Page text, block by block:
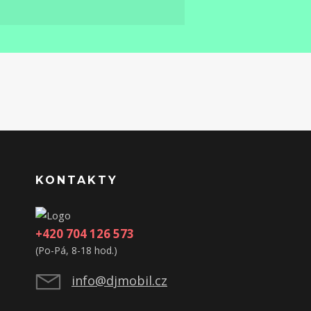
KONTAKTY
+420 704 126 573
(Po-Pá, 8-18 hod.)
info@djmobil.cz